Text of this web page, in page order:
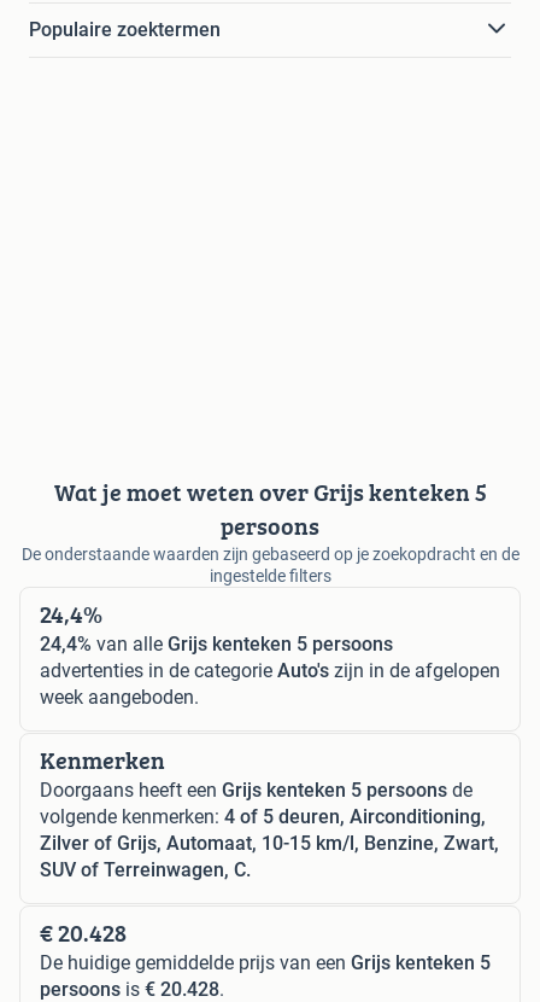
Populaire zoektermen
Wat je moet weten over Grijs kenteken 5
persoons
De onderstaande waarden zijn gebaseerd op je zoekopdracht en de
ingestelde filters
24,4%
24,4% van alle Grijs kenteken 5 persoons
advertenties in de categorie Auto's zijn in de afgelopen
week aangeboden.
Kenmerken
Doorgaans heeft een Grijs kenteken 5 persoons de
volgende kenmerken: 4 of 5 deuren, Airconditioning,
Zilver of Grijs, Automaat, 10-15 km/l, Benzine, Zwart,
SUV of Terreinwagen, C.
€ 20.428
De huidige gemiddelde prijs van een Grijs kenteken 5
persoons is € 20.428.